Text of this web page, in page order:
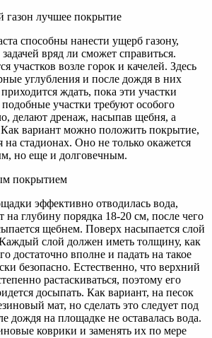
газон лучшее покрытие
способны нанести ущерб газону,
вряд ли сможет справиться.
участков возле горок и качелей. Здесь
углубления и после дождя в них
ждать, пока эти участки
участки требуют особого
делают дренаж, насыпав щебня, а
Как вариант можно положить покрытие,
на стадионах. Оно не только окажется
но еще и долговечным.
покрытием
эффективно отводилась вода,
на глубину порядка 18-20 см, после чего
щебнем. Поверх насыпается слой
Каждый слой должен иметь толщину, как
достаточно вполне и падать на такое
безопасно. Естественно, что верхний
растаскиваться, поэтому его
досыпать. Как вариант, на песок
мат, но сделать это следует под
дождя на площадке не оставалась вода.
коврики и заменять их по мере